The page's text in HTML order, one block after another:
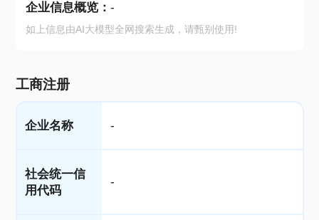
企业信息概览： -
如上信息由AI大模型全网搜索生成，请甄别使用!
工商注册
企业名称 -
社会统一信
用代码
-